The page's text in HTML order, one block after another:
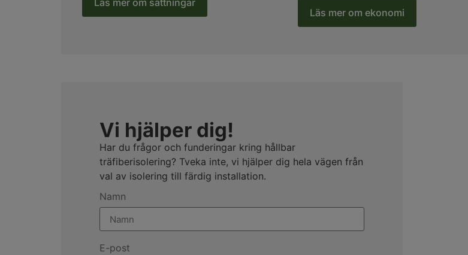
Läs mer om ekonomi
Vi hjälper dig!
Har du frågor och funderingar kring hållbar
träfiberisolering? Tveka inte, vi hjälper dig hela vägen från
val av isolering till färdig installation.
Namn
E-post